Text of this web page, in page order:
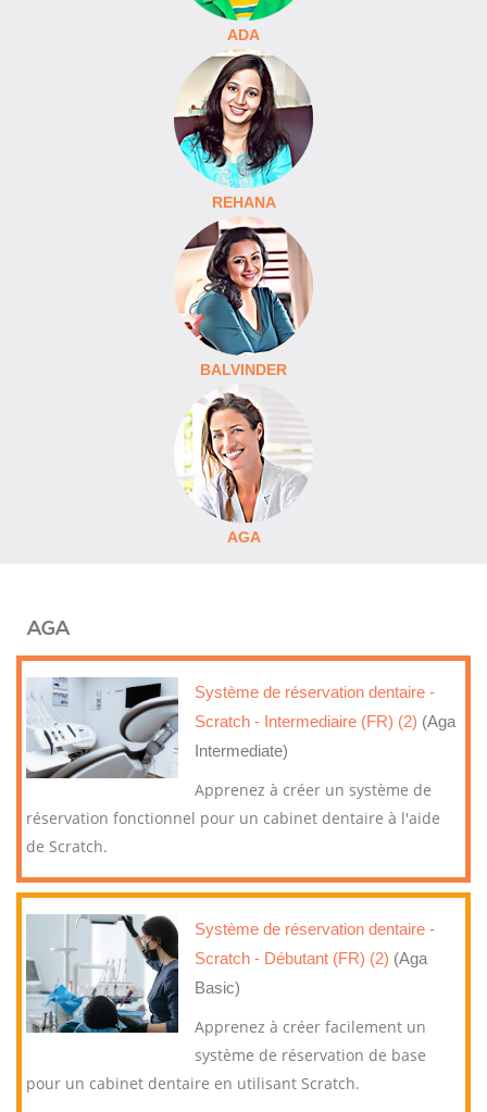
ADA
REHANA
BALVINDER
AGA
AGA
Système de réservation dentaire -
Scratch - Intermediaire (FR) (2) (Aga
Intermediate)
Apprenez à créer un système de
réservation fonctionnel pour un cabinet dentaire à l'aide
de Scratch.
Système de réservation dentaire -
Scratch - Débutant (FR) (2) (Aga
Basic)
Apprenez à créer facilement un
système de réservation de base
pour un cabinet dentaire en utilisant Scratch.